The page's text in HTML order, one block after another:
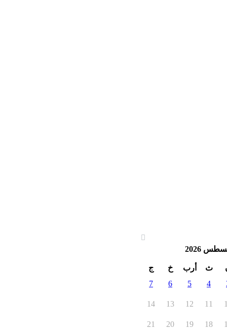
2026
ث أرب خ
ج
4
5
6
7
11
12
13
14
18
19
20
21